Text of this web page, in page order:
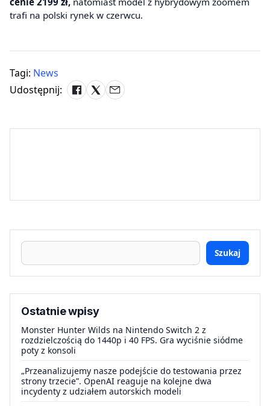
trafi na polski rynek w czerwcu.
Tagi: News
Udostępnij:
Szukaj
Ostatnie wpisy
Monster Hunter Wilds na Nintendo Switch 2 z
rozdzielczością do 1440p i 40 FPS. Gra wyciśnie siódme
poty z konsoli
„Przeanalizujemy nasze podejście do testowania przez
strony trzecie”. OpenAI reaguje na kolejne dwa
incydenty z udziałem autorskich modeli